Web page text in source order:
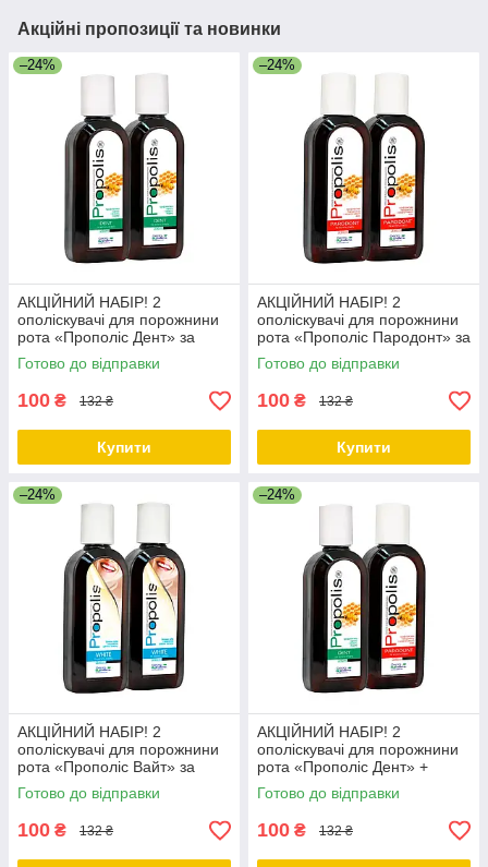
Акційні пропозиції та новинки
–24%
АКЦІЙНИЙ НАБІР! 2
ополіскувачі для порожнини
рота «Прополіс Дент» за
ЗНИЖЕНОЮ ЦІНОЮ
Готово до відправки
100 ₴ 132 ₴
Купити
–24%
АКЦІЙНИЙ НАБІР! 2
ополіскувачі для порожнини
рота «Прополіс Пародонт» за
ЗНИЖЕНОЮ ЦІНОЮ
Готово до відправки
100 ₴ 132 ₴
Купити
–24%
АКЦІЙНИЙ НАБІР! 2
ополіскувачі для порожнини
рота «Прополіс Вайт» за
ЗНИЖЕНОЮ ЦІНОЮ
Готово до відправки
100 ₴ 132 ₴
–24%
АКЦІЙНИЙ НАБІР! 2
ополіскувачі для порожнини
рота «Прополіс Дент» +
«Прополіс Пародонт» за
ЗНИЖЕНОЮ ЦІНОЮ
Готово до відправки
100 ₴ 132 ₴